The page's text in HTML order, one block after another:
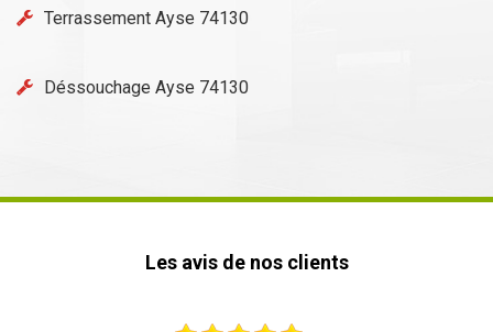
Terrassement Ayse 74130
Déssouchage Ayse 74130
Les avis de nos clients